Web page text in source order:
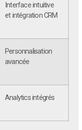
Interface intuitive
et intégration CRM
Personnalisation
avancée
Analytics intégrés